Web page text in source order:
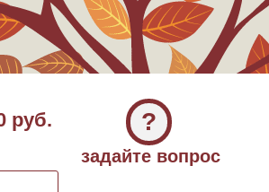
руб. ?
задайте вопрос